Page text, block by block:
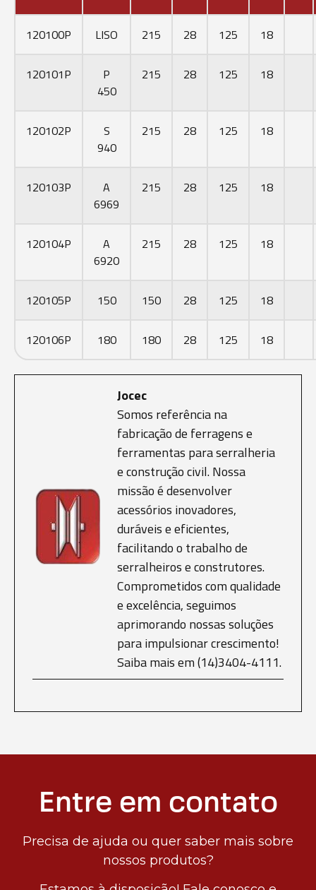
120100P LISO 215 28 125 18
120101P
P
450
215 28 125 18
120102P
S
940
215 28 125 18
120103P
A
6969
215 28 125 18
120104P
A
6920
215 28 125 18
120105P 150 150 28 125 18
120106P 180 180 28 125 18
Jocec
Somos referência na
fabricação de ferragens e
ferramentas para serralheria
e construção civil. Nossa
missão é desenvolver
acessórios inovadores,
duráveis e eficientes,
facilitando o trabalho de
serralheiros e construtores.
Comprometidos com qualidade
e excelência, seguimos
aprimorando nossas soluções
para impulsionar crescimento!
Saiba mais em (14)3404-4111.
Entre em contato
Precisa de ajuda ou quer saber mais sobre
nossos produtos?